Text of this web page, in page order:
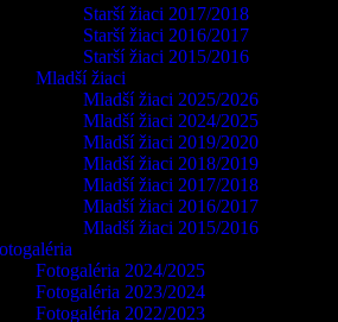
Starší žiaci 2017/2018
Starší žiaci 2016/2017
Starší žiaci 2015/2016
Mladší žiaci
Mladší žiaci 2025/2026
Mladší žiaci 2024/2025
Mladší žiaci 2019/2020
Mladší žiaci 2018/2019
Mladší žiaci 2017/2018
Mladší žiaci 2016/2017
Mladší žiaci 2015/2016
Fotogaléria 2024/2025
Fotogaléria 2023/2024
Fotogaléria 2022/2023